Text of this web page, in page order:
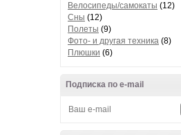
Велосипеды/самокаты (12)
Сны (12)
Полеты (9)
Фото- и другая техника (8)
Плюшки (6)
Подписка по e-mail